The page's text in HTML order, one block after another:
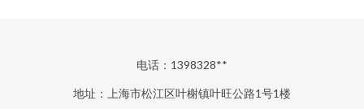
电话：1398328**
地址：上海市松江区叶榭镇叶旺公路1号1楼